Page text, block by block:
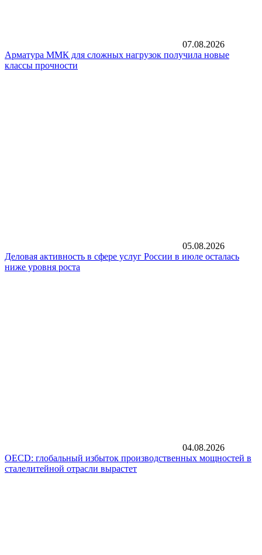
07.08.2026
Арматура ММК для сложных нагрузок получила новые
классы прочности
05.08.2026
Деловая активность в сфере услуг России в июле осталась
ниже уровня роста
04.08.2026
OECD: глобальный избыток производственных мощностей в
сталелитейной отрасли вырастет